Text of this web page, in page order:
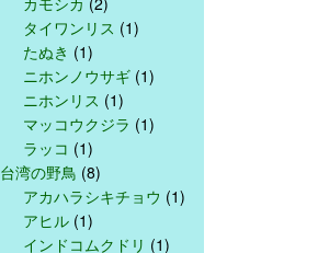
タイワンリス (1)
たぬき (1)
ニホンノウサギ (1)
ニホンリス (1)
マッコウクジラ (1)
ラッコ (1)
台湾の野鳥 (8)
アカハラシキチョウ (1)
アヒル (1)
インドコムクドリ (1)